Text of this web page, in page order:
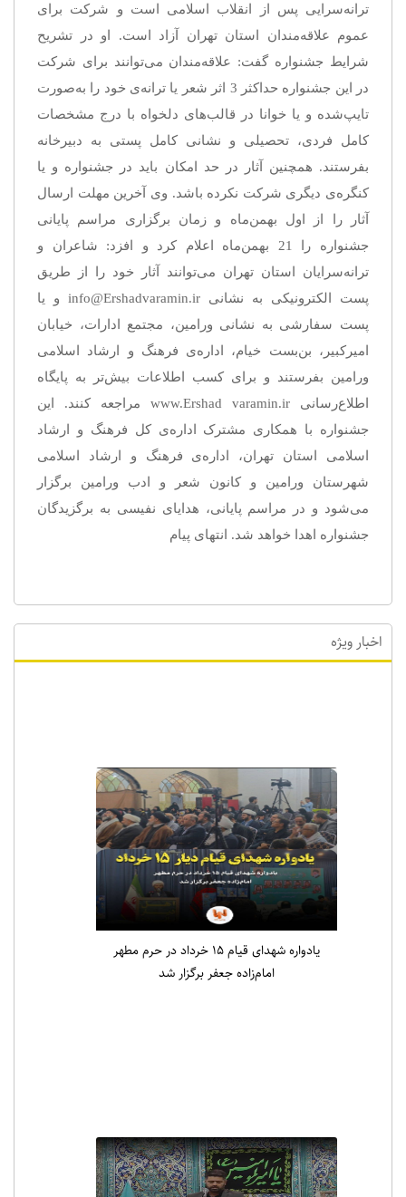
ترانه‌سرایی پس از انقلاب اسلامی است و شرکت برای
عموم علاقه‌مندان استان تهران آزاد است. او در تشریح
شرایط جشنواره گفت: علاقه‌مندان می‌توانند برای شرکت
در این جشنواره حداکثر 3 اثر شعر یا ترانه‌ی خود را به‌صورت
تایپ‌شده و یا خوانا در قالب‌های دلخواه با درج مشخصات
کامل فردی، تحصیلی و نشانی کامل پستی به دبیرخانه
بفرستند. همچنین آثار در حد امکان باید در جشنواره و یا
کنگره‌ی دیگری شرکت نکرده باشد. وی آخرین مهلت ارسال
آثار را از اول بهمن‌ماه و زمان برگزاری مراسم پایانی
جشنواره را 21 بهمن‌ماه اعلام کرد و افزد: شاعران و
ترانه‌سرایان استان تهران می‌توانند آثار خود را از طریق
پست الکترونیکی به نشانی info@Ershadvaramin.ir و یا
پست سفارشی به نشانی ورامین، مجتمع ادارات، خیابان
امیرکبیر، بن‌بست خیام، اداره‌ی فرهنگ و ارشاد اسلامی
ورامین بفرستند و برای کسب اطلاعات بیش‌تر به پایگاه
اطلاع‌رسانی www.Ershad varamin.ir مراجعه کنند. این
جشنواره با همکاری مشترک اداره‌ی کل فرهنگ و ارشاد
اسلامی استان تهران، اداره‌ی فرهنگ و ارشاد اسلامی
شهرستان ورامین و کانون شعر و ادب ورامین برگزار
می‌شود و در مراسم پایانی، هدایای نفیسی به برگزیدگان
جشنواره اهدا خواهد شد. انتهای پیام
اخبار ویژه
یادواره شهدای قیام ۱۵ خرداد در حرم مطهر
امام‌زاده جعفر برگزار شد